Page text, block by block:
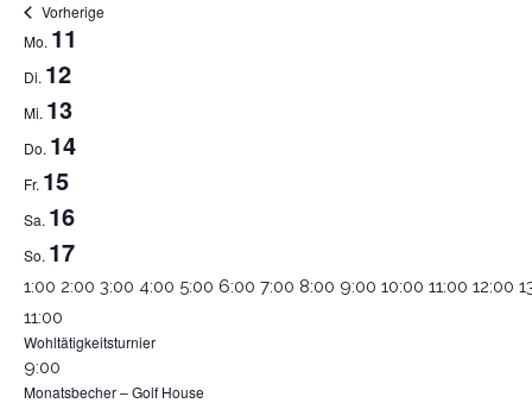
Vorherige
WOCHE
VON
VERANSTALTUNGEN
Mo. 11
Di. 12
Mi. 13
Do. 14
Fr. 15
Sa. 16
So. 17
0:00
1:00 2:00 3:00 4:00 5:00 6:00 7:00 8:00 9:00 10:00 11:00 12:00
Montag,
August
11,
2025
Keine
Veranstaltungen
an
Dienstag,
August
12,
2025
Keine
Veranstaltungen
an
Mittwoch,
August
13,
2025
Keine
Veranstaltungen
an
Donnerstag,
August
14,
2025
Keine
Veranstaltungen
an
Freitag,
August
15,
2025
August
15,
2025
11:00
Wohltätigkeitsturnier
Samstag,
August
Keine
Veranstaltungen
Sonntag,
August
August
17,
9:00
Monatsbecher – Golf House
Club- Nr. 8816
An der Floßlände 3, 85221 Dachau
Fax:+49(0)81 31 264 94
E-Mail:info@gcdachau.de
Spieltage im GC